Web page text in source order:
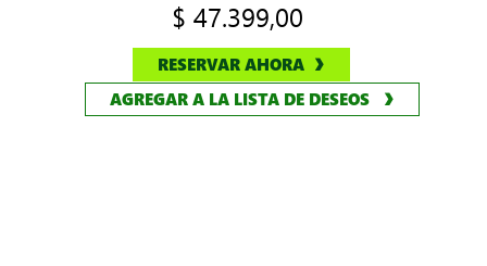
$ 47.399,00
RESERVAR AHORA